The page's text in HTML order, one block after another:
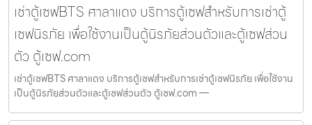
เช่าตู้เซฟBTS ศาลาแดง บริการตู้เซฟสำหรับการเช่าตู้
เซฟนิรภัย เพื่อใช้งานเป็นตู้นิรภัยส่วนตัวและตู้เซฟส่วน
ตัว ตู้เซฟ.com
เช่าตู้เซฟBTS ศาลาแดง บริการตู้เซฟสำหรับการเช่าตู้เซฟนิรภัย เพื่อใช้งาน
เป็นตู้นิรภัยส่วนตัวและตู้เซฟส่วนตัว ตู้เซฟ.com —